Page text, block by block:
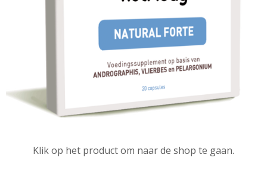
Klik op het product om naar de shop te gaan.